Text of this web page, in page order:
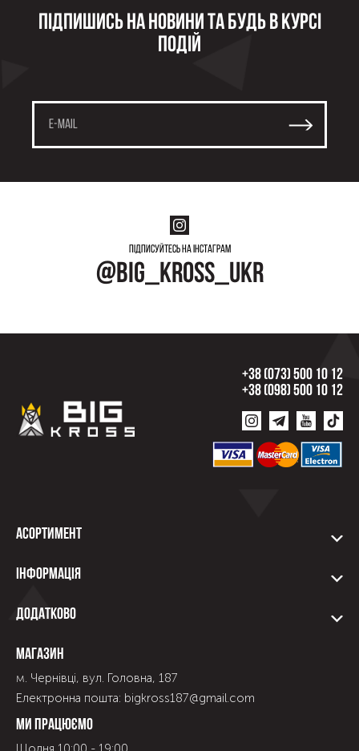
Підпишись на новини та будь в курсі
подій
Підписуйтесь на інстаграм
@big_kross_ukr
+38 (073) 500 10 12
+38 (098) 500 10 12
Асортимент
Інформація
Додатково
Магазин
м. Чернівці, вул. Головна, 187
Електронна пошта: bigkross187@gmail.com
Ми працюємо